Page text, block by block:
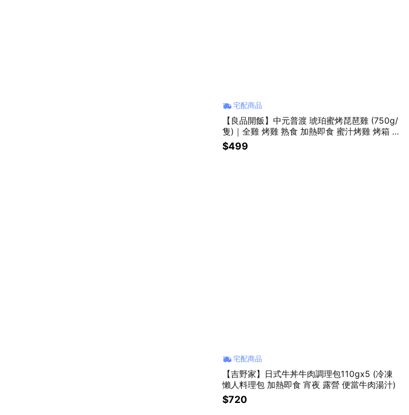
宅配商品
【良品開飯】中元普渡 琥珀蜜烤琵琶雞 (750g/
隻)｜全雞 烤雞 熟食 加熱即食 蜜汁烤雞 烤箱 氣
炸鍋 露營
$499
宅配商品
【吉野家】日式牛丼牛肉調理包110gx5 (冷凍
懶人料理包 加熱即食 宵夜 露營 便當牛肉湯汁)
$720